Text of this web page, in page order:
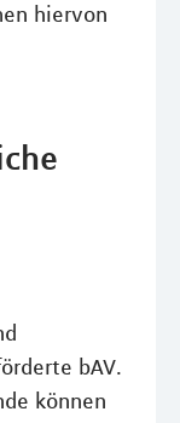
hiervon
bAV.
können